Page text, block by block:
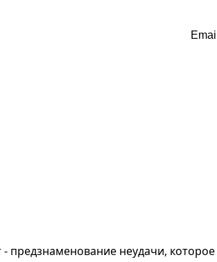
предзнаменование неудачи,